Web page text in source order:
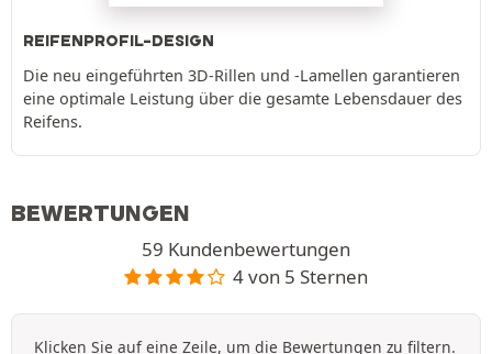
REIFENPROFIL-DESIGN
Die neu eingeführten 3D-Rillen und -Lamellen garantieren
eine optimale Leistung über die gesamte Lebensdauer des
Reifens.
BEWERTUNGEN
59 Kundenbewertungen
4 von 5 Sternen
Klicken Sie auf eine Zeile, um die Bewertungen zu filtern.